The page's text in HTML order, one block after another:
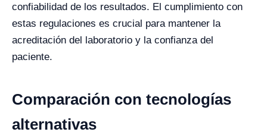
confiabilidad de los resultados. El cumplimiento con
estas regulaciones es crucial para mantener la
acreditación del laboratorio y la confianza del
paciente.
Comparación con tecnologías
alternativas